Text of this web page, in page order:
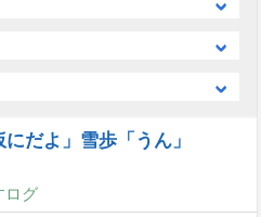
だよ」雪歩「うん」
ログ